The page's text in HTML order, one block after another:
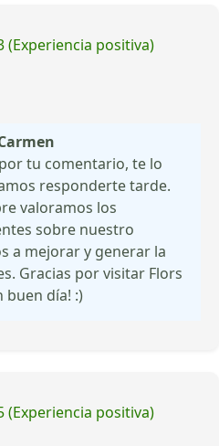
(Experiencia positiva)
tu comentario, te lo
responderte tarde.
valoramos los
sobre nuestro
a mejorar y generar la
Gracias por visitar Flors
buen día! :)
(Experiencia positiva)